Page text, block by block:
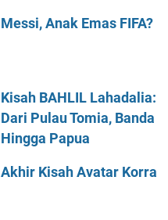
Messi, Anak Emas FIFA?
Kisah BAHLIL Lahadalia:
Dari Pulau Tomia, Banda
Hingga Papua
Akhir Kisah Avatar Korra